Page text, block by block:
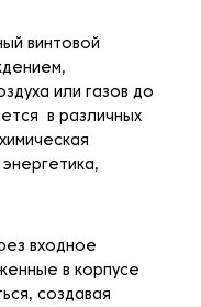
винтовой
или газов до
в различных
входное
в корпусе
создавая